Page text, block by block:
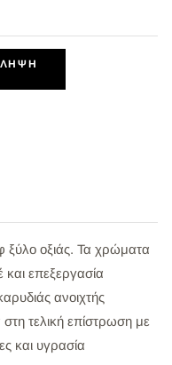
ΛΉΨΗ
οξιάς. Τα χρώματα
και επεξεργασία
ανοιχτής
τελική επίστρωση με
και υγρασία